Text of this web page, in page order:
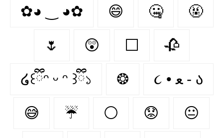
✿◕ ‿ ◕✿ 😄 🤐 🤬
🌷 😲 ⬜ 🥀
໒꒰ྀིᵔ ᵕ ᵔ ꒱ྀི১ ❂ ૮ • ﻌ - ა⁩
😅 ☔ ⚪ 😟 😐